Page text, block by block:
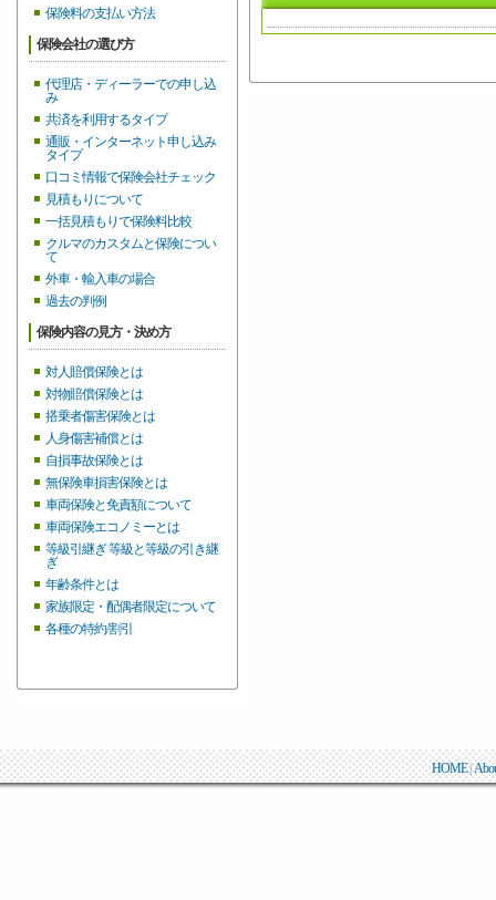
保険料の支払い方法
保険会社の選び方
代理店・ディーラーでの申し込
み
共済を利用するタイプ
通販・インターネット申し込み
タイプ
口コミ情報で保険会社チェック
見積もりについて
一括見積もりで保険料比較
クルマのカスタムと保険につい
て
外車・輸入車の場合
過去の判例
保険内容の見方・決め方
対人賠償保険とは
対物賠償保険とは
搭乗者傷害保険とは
人身傷害補償とは
自損事故保険とは
無保険車損害保険とは
車両保険と免責額について
車両保険エコノミーとは
等級引継ぎ 等級と等級の引き継
ぎ
年齢条件とは
家族限定・配偶者限定について
各種の特約/割引
HOME|